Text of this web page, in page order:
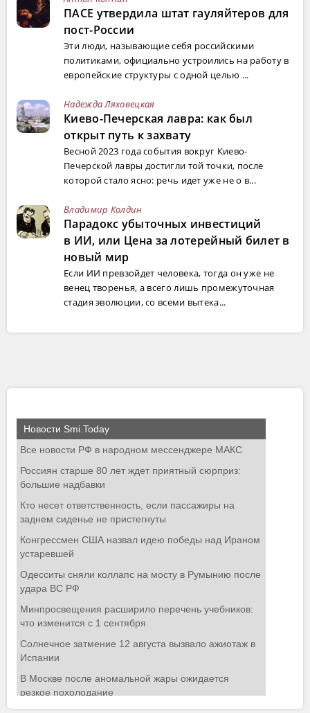
ПАСЕ утвердила штат гауляйтеров для
пост-России
Эти люди, называющие себя российскими
политиками, официально устроились на работу в
европейские структуры с одной целью ...
Надежда Ляховецкая
Киево-Печерская лавра: как был
открыт путь к захвату
Весной 2023 года события вокруг Киево-
Печерской лавры достигли той точки, после
которой стало ясно: речь идет уже не о в...
Владимир Колдин
Парадокс убыточных инвестиций
в ИИ, или Цена за лотерейный билет в
новый мир
Если ИИ превзойдет человека, тогда он уже не
венец творенья, а всего лишь промежуточная
стадия эволюции, со всеми вытека...